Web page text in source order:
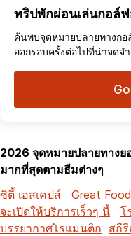
ทริปพักผ่อนเล่นกอล์
ค้นพบจุดหมายปลายทางก
ออกรอบครั้งต่อไปที่น่าจดจำ
2026 จุดหมายปลายทาง
มากที่สุดตามธีมต่างๆ
ซิตี้ เอสเคปส์
Great
จะเปิดให้บริการเร็วๆ นี้
โ
บรรยากาศโรแมนติก สกี